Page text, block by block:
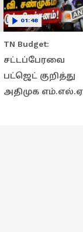
TN Budget:
சட்டப்பேரவை
பட்ஜெட் குறித்து
அதிமுக எம்.எல்.ஏ
01:48